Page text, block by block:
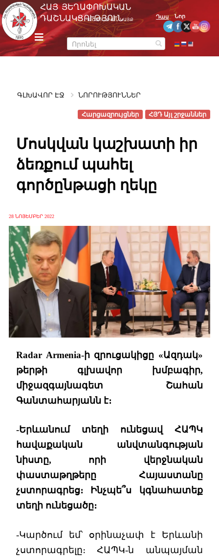
Skip
to
content
m
e
n
u
ՀԱՅ ՅԵՂԱՓՈԽԱԿԱՆ
ԴԱՇՆԱԿՑՈՒԹՅՈՒՆ
ՊԱՇՏՈՆԱԿԱՆ ԿԱՅՔ
Դաս Նոր
ԳԼԽԱՎՈՐ ԷՋ ՆՈՐՈՒԹՅՈՒՆՆԵՐ
ՀՅԴ Այլ շրջաններ
Հարցազրույցներ
Մոսկվան կաշխատի իր
ձեռքում պահել
գործընթացի ղեկը
28 ՆՈՅԵՄԲԵՐ 2022
Radar Armenia-ի զրուցակիցը «Ազդակ»
թերթի գլխավոր խմբագիր,
միջազգայնագետ Շահան
Գանտահարյանն է։
-Երևանում տեղի ունեցավ ՀԱՊԿ
հավաքական անվտանգության
նիստը, որի վերջնական
փաստաթղթերը Հայաստանը
չստորագրեց։ Ինչպե՞ս կգնահատեք
տեղի ունեցածը։
-Կարծում եմ՝ օրինաչափ է Երևանի
չստորագրելը։ ՀԱՊԿ-ն անպայման